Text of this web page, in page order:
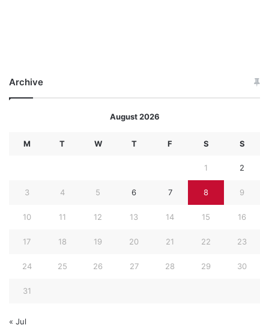
Archive
August 2026
M T W T F S S
1 2
3 4 5 6 7 8 9
10 11 12 13 14 15 16
17 18 19 20 21 22 23
24 25 26 27 28 29 30
31
« Jul